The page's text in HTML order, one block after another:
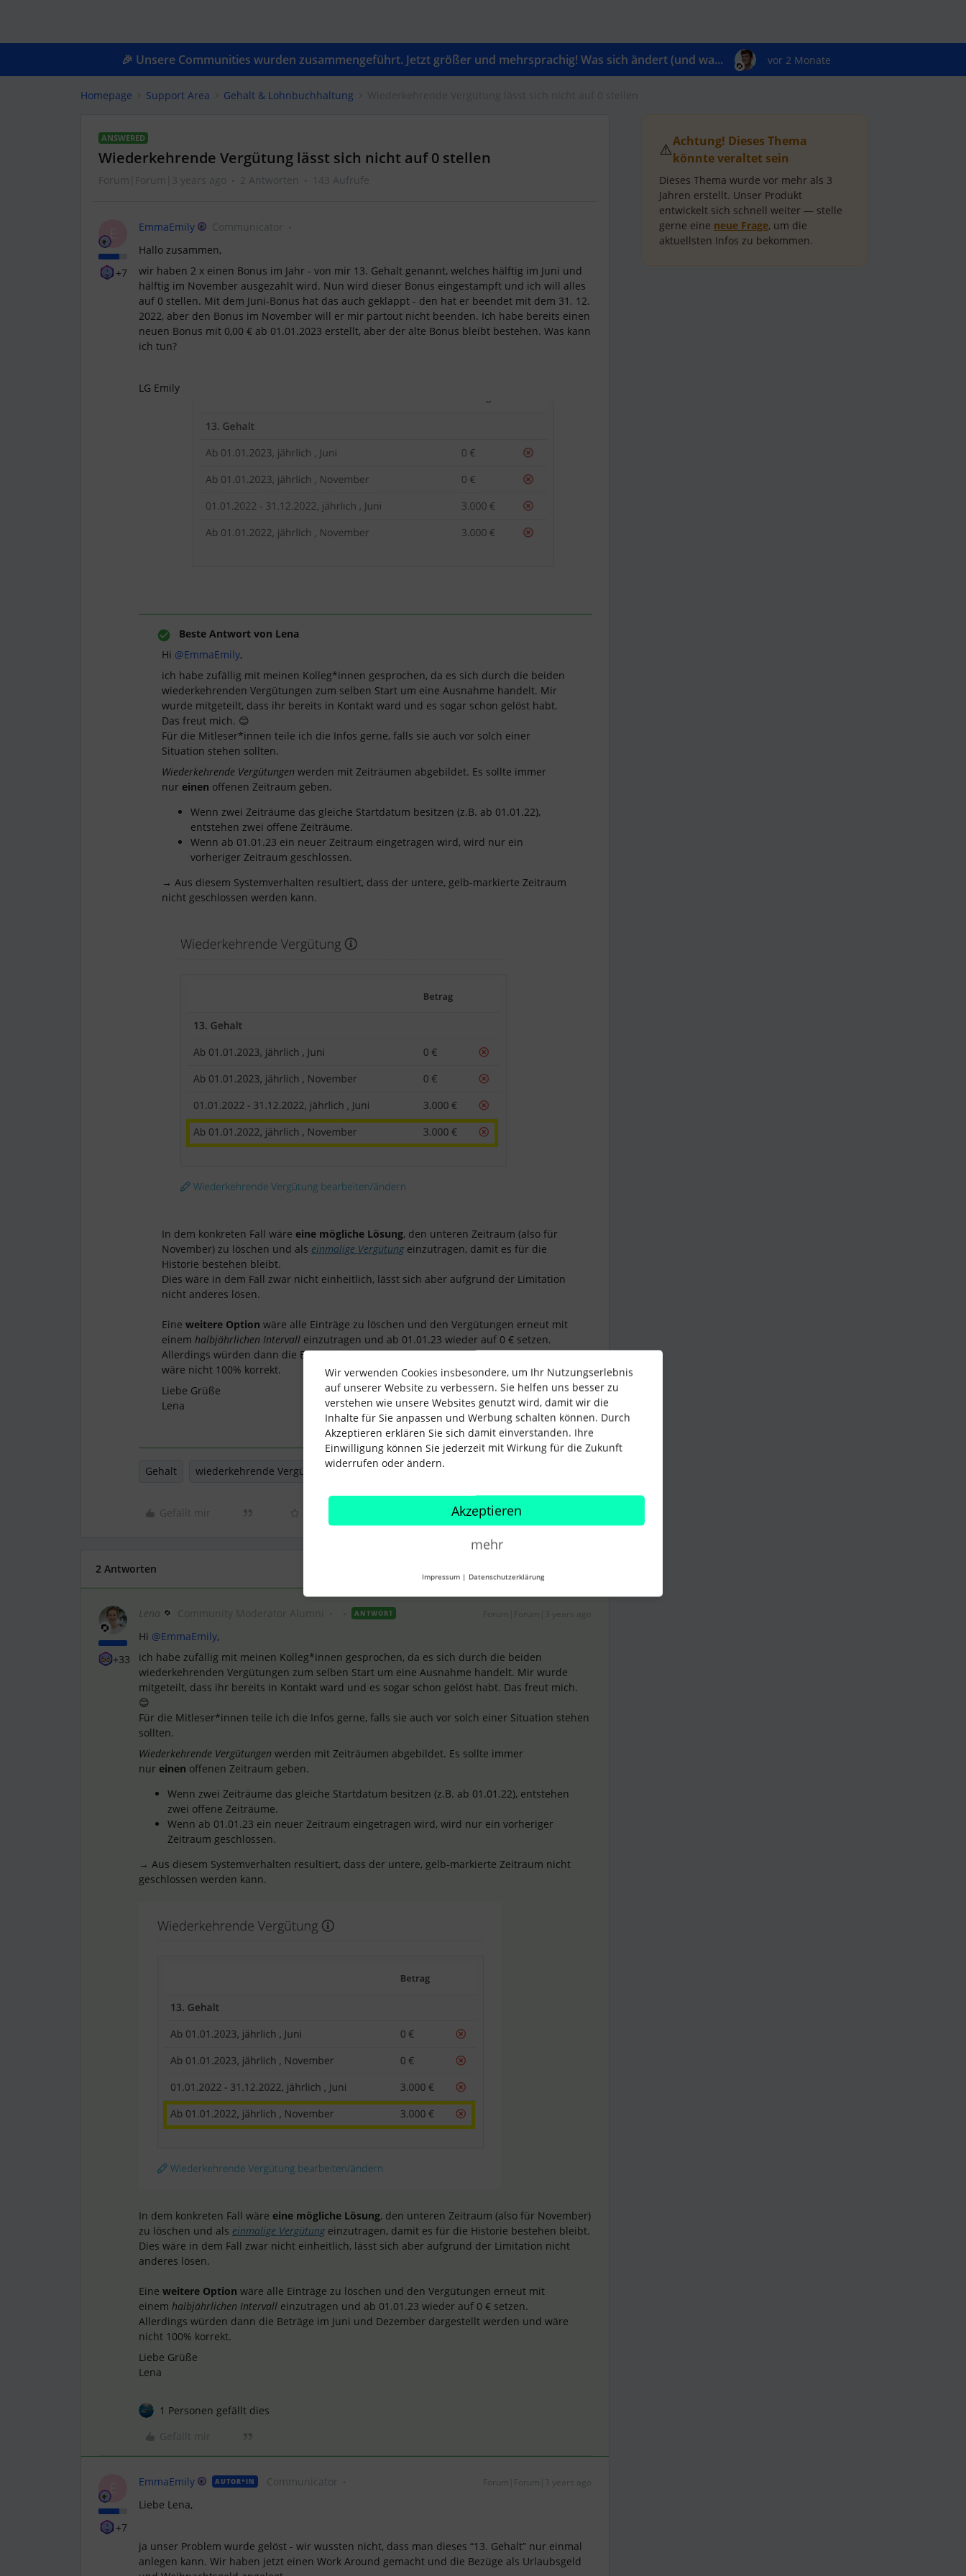
🎉 Unsere Communities wurden zusammengeführt. Jetzt größer und mehrsprachig! Was sich ändert (und wa... vor 2 Monate
Homepage Support Area Gehalt & Lohnbuchhaltung
ANSWERED
Wiederkehrende Vergütung lässt sich nicht auf 0 stellen
Forum|Forum|3 years ago 2 Antworten 143 Aufrufe
E
+7
EmmaEmily
Communicator
Hallo zusammen,
wir haben 2 x einen Bonus im Jahr - von mir 13. Gehalt genannt, welches hälftig im Juni und
hälftig im November ausgezahlt wird. Nun wird dieser Bonus eingestampft und ich will alles
auf 0 stellen. Mit dem Juni-Bonus hat das auch geklappt - den hat er beendet mit dem 31. 12.
2022, aber den Bonus im November will er mir partout nicht beenden. Ich habe bereits einen
neuen Bonus mit 0,00 € ab 01.01.2023 erstellt, aber der alte Bonus bleibt bestehen. Was kann
ich tun?
LG Emily
Beste Antwort von Lena
Hi @EmmaEmily,
ich habe zufällig mit meinen Kolleg*innen gesprochen, da es sich durch die beiden
wiederkehrenden Vergütungen zum selben Start um eine Ausnahme handelt. Mir
wurde mitgeteilt, dass ihr bereits in Kontakt ward und es sogar schon gelöst habt.
Das freut mich. 😊
Für die Mitleser*innen teile ich die Infos gerne, falls sie auch vor solch einer
Situation stehen sollten.
Wiederkehrende Vergütungen werden mit Zeiträumen abgebildet. Es sollte immer
nur einen offenen Zeitraum geben.
Wenn zwei Zeiträume das gleiche Startdatum besitzen (z.B. ab 01.01.22),
entstehen zwei offene Zeiträume.
Wenn ab 01.01.23 ein neuer Zeitraum eingetragen wird, wird nur ein
vorheriger Zeitraum geschlossen.
→ Aus diesem Systemverhalten resultiert, dass der untere, gelb-markierte Zeitraum
nicht geschlossen werden kann.
In dem konkreten Fall wäre eine mögliche Lösung, den unteren Zeitraum (also für
November) zu löschen und als einmalige Vergütung einzutragen, damit es für die
Historie bestehen bleibt.
Dies wäre in dem Fall zwar nicht einheitlich, lässt sich aber aufgrund der Limitation
nicht anderes lösen.
Eine weitere Option wäre alle Einträge zu löschen und den Vergütungen erneut mit
einem halbjährlichen Intervall einzutragen und ab 01.01.23 wieder auf 0 € setzen.
Allerdings würden dann die Beträge im Juni und Dezember dargestellt werden und
wäre nicht 100% korrekt.
Liebe Grüße
Lena
Gehalt wiederkehrende Vergütungen Lohnabrechnung
Gefällt mir
2 Antworten
+33
Lena ANTWORT
Hi @EmmaEmily,
ich habe zufällig mit meinen Kolleg*innen gesprochen, da es sich durch die beiden
wiederkehrenden Vergütungen zum selben Start um eine Ausnahme handelt. Mir wurde
mitgeteilt, dass ihr bereits in Kontakt ward und es sogar schon gelöst habt. Das freut mich.
😊
Für die Mitleser*innen teile ich die Infos gerne, falls sie auch vor solch einer Situation stehen
sollten.
Wiederkehrende Vergütungen werden mit Zeiträumen abgebildet. Es sollte immer
nur einen offenen Zeitraum geben.
Wenn zwei Zeiträume das gleiche Startdatum besitzen (z.B. ab 01.01.22), entstehen
zwei offene Zeiträume.
Wenn ab 01.01.23 ein neuer Zeitraum eingetragen wird, wird nur ein vorheriger
Zeitraum geschlossen.
→ Aus diesem Systemverhalten resultiert, dass der untere, gelb-markierte Zeitraum nicht
geschlossen werden kann.
In dem konkreten Fall wäre eine mögliche Lösung, den unteren Zeitraum (also für November)
zu löschen und als einmalige Vergütung einzutragen, damit es für die Historie bestehen bleibt.
Dies wäre in dem Fall zwar nicht einheitlich, lässt sich aber aufgrund der Limitation nicht
anderes lösen.
Eine weitere Option wäre alle Einträge zu löschen und den Vergütungen erneut mit
einem halbjährlichen Intervall einzutragen und ab 01.01.23 wieder auf 0 € setzen.
Allerdings würden dann die Beträge im Juni und Dezember dargestellt werden und wäre
nicht 100% korrekt.
Liebe Grüße
Lena
1 Personen gefällt dies
E
+7
EmmaEmily AUTOR*IN Communicator Forum|Forum|3 years ago
Liebe Lena,
ja unser Problem wurde gelöst - wir wussten nicht, dass man dieses “13. Gehalt” nur einmal
anlegen kann. Wir haben jetzt einen Work Around gemacht und die Bezüge als Urlaubsgeld
⚠️Achtung! Dieses Thema
könnte veraltet sein
Dieses Thema wurde vor mehr als 3
Jahren erstellt. Unser Produkt
entwickelt sich schnell weiter — stelle
gerne eine neue Frage, um die
aktuellsten Infos zu bekommen.
Wir verwenden Cookies insbesondere, um Ihr Nutzungserlebnis
auf unserer Website zu verbessern. Sie helfen uns besser zu
verstehen wie unsere Websites genutzt wird, damit wir die
Inhalte für Sie anpassen und Werbung schalten können. Durch
Akzeptieren erklären Sie sich damit einverstanden. Ihre
Einwilligung können Sie jederzeit mit Wirkung für die Zukunft
widerrufen oder ändern.
Akzeptieren
mehr
Impressum | Datenschutzerklärung